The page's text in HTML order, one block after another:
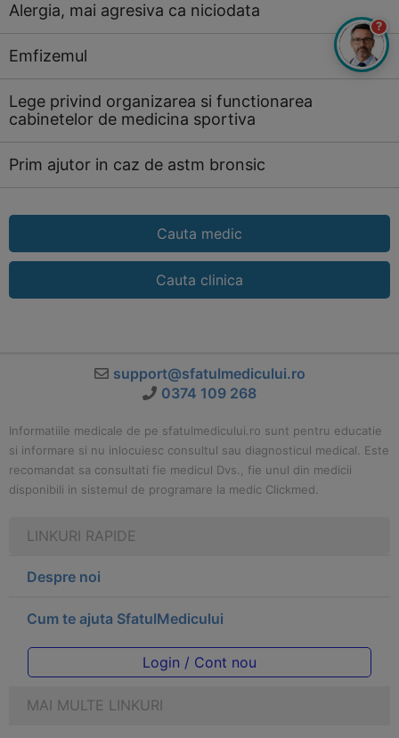
Alergia, mai agresiva ca niciodata
Emfizemul
Lege privind organizarea si functionarea
cabinetelor de medicina sportiva
Prim ajutor in caz de astm bronsic
Cauta medic
Cauta clinica
support@sfatulmedicului.ro
0374 109 268
Informatiile medicale de pe sfatulmedicului.ro sunt pentru educatie
si informare si nu inlocuiesc consultul sau diagnosticul medical. Este
recomandat sa consultati fie medicul Dvs., fie unul din medicii
disponibili in sistemul de programare la medic Clickmed.
LINKURI RAPIDE
Despre noi
Cum te ajuta SfatulMedicului
Login / Cont nou
MAI MULTE LINKURI
?